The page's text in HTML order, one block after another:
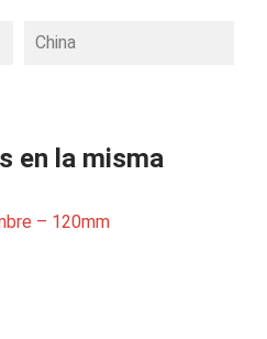
China
en la misma